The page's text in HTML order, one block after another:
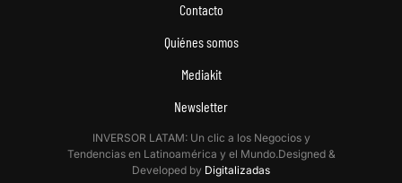
Contacto
Quiénes somos
Mediakit
Newsletter
INVERSOR LATAM: Un clic a los Negocios y
Tendencias en Latinoamérica y el Mundo.Designed &
Developed by Digitalizadas